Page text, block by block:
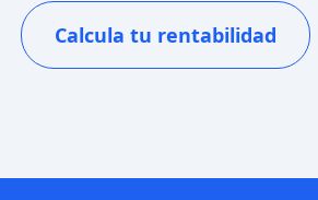
Calcula tu rentabilidad